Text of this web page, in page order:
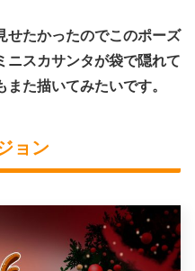
せたかったのでこのポーズ
ニスカサンタが袋で隠れて
た描いてみたいです。
ョン